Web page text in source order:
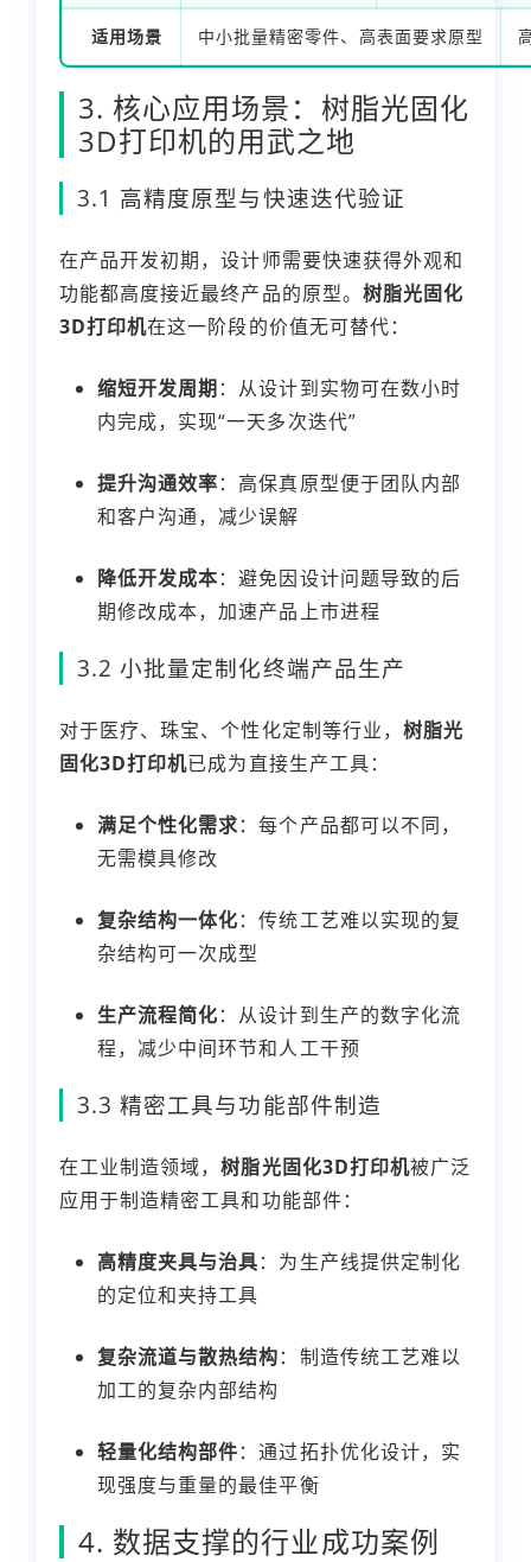
适用场景 中小批量精密零件、高表面要求原型
3. 核心应用场景：树脂光固化
3D打印机的用武之地
3.1 高精度原型与快速迭代验证
在产品开发初期，设计师需要快速获得外观和
功能都高度接近最终产品的原型。 树脂光固化
3D打印机在这一阶段的价值无可替代：
缩短开发周期：从设计到实物可在数小时
内完成，实现“一天多次迭代”
提升沟通效率：高保真原型便于团队内部
和客户沟通，减少误解
降低开发成本：避免因设计问题导致的后
期修改成本，加速产品上市进程
3.2 小批量定制化终端产品生产
对于医疗、珠宝、个性化定制等行业， 树脂光
固化3D打印机已成为直接生产工具：
满足个性化需求：每个产品都可以不同，
无需模具修改
复杂结构一体化：传统工艺难以实现的复
杂结构可一次成型
生产流程简化：从设计到生产的数字化流
程，减少中间环节和人工干预
3.3 精密工具与功能部件制造
在工业制造领域，树脂光固化3D打印机被广泛
应用于制造精密工具和功能部件：
高精度夹具与治具：为生产线提供定制化
的定位和夹持工具
复杂流道与散热结构：制造传统工艺难以
加工的复杂内部结构
轻量化结构部件：通过拓扑优化设计，实
现强度与重量的最佳平衡
4. 数据支撑的行业成功案例